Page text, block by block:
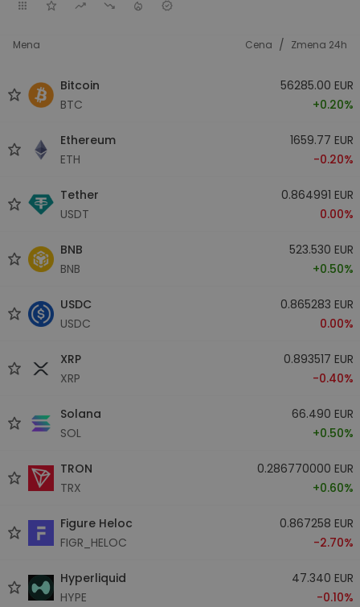
Mena Cena / Zmena 24h
Bitcoin
BTC
56285.00 EUR
+0.20%
Ethereum
ETH
1659.77 EUR
-0.20%
Tether
USDT
0.864991 EUR
0.00%
BNB
BNB
523.530 EUR
+0.50%
USDC
USDC
0.865283 EUR
0.00%
XRP
XRP
0.893517 EUR
-0.40%
Solana
SOL
66.490 EUR
+0.50%
TRON
TRX
0.286770000 EUR
+0.60%
Figure Heloc
FIGR_HELOC
0.867258 EUR
-2.70%
Hyperliquid
HYPE
47.340 EUR
-0.10%